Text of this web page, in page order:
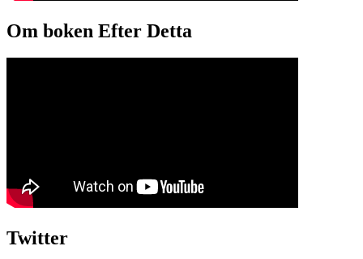
Om boken Efter Detta
Twitter